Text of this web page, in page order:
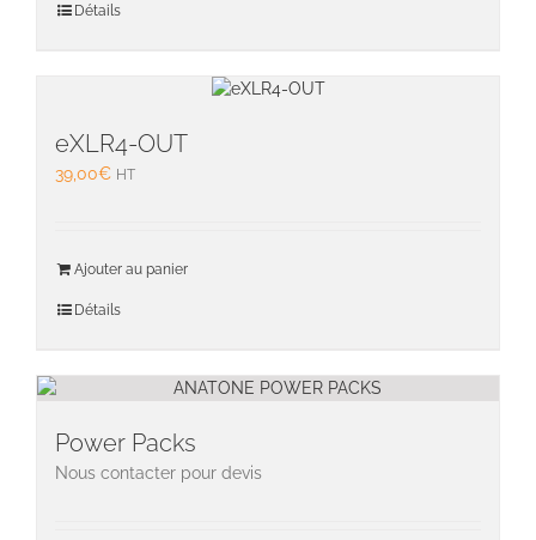
Détails
eXLR4-OUT
39,00€ HT
Ajouter au panier
Détails
Power Packs
Nous contacter pour devis